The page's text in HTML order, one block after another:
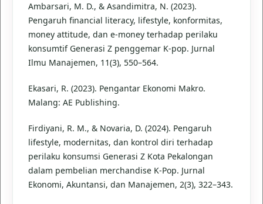
Ambarsari, M. D., & Asandimitra, N. (2023).
Pengaruh financial literacy, lifestyle, konformitas,
money attitude, dan e-money terhadap perilaku
konsumtif Generasi Z penggemar K-pop. Jurnal
Ilmu Manajemen, 11(3), 550–564.
Ekasari, R. (2023). Pengantar Ekonomi Makro.
Malang: AE Publishing.
Firdiyani, R. M., & Novaria, D. (2024). Pengaruh
lifestyle, modernitas, dan kontrol diri terhadap
perilaku konsumsi Generasi Z Kota Pekalongan
dalam pembelian merchandise K-Pop. Jurnal
Ekonomi, Akuntansi, dan Manajemen, 2(3), 322–343.